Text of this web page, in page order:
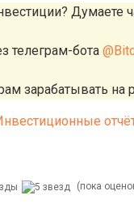
Думаете
телеграм-бота
зарабатывать на
(пока